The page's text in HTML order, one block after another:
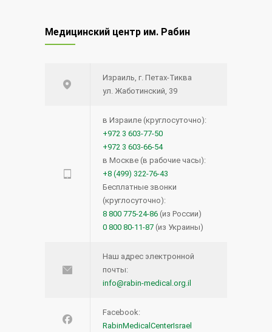
Медицинский центр им. Рабин
Израиль, г. Петах-Тиква
ул. Жаботинский, 39
в Израиле (круглосуточно):
+972 3 603-77-50
+972 3 603-66-54
в Москве (в рабочие часы):
+8 (499) 322-76-43
Бесплатные звонки
(круглосуточно):
8 800 775-24-86 (из России)
0 800 80-11-87 (из Украины)
Наш адрес электронной
почты:
info@rabin-medical.org.il
Facebook:
RabinMedicalCenterIsrael